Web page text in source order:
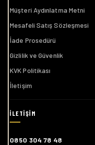
Müşteri Aydınlatma Metni
Mesafeli Satış Sözleşmesi
İade Prosedürü
Gizlilik ve Güvenlik
KVK Politikası
İletişim
0850 304 78 48